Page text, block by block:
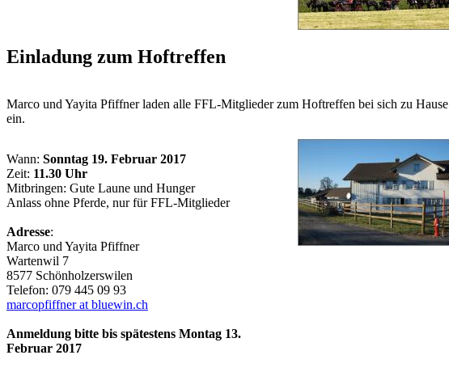
Einladung zum Hoftreffen
Marco und Yayita Pfiffner laden alle FFL-Mitglieder zum Hoftreffen bei sich zu Hause
ein.
Wann: Sonntag 19. Februar 2017
Zeit: 11.30 Uhr
Mitbringen: Gute Laune und Hunger
Anlass ohne Pferde, nur für FFL-Mitglieder
Adresse:
Marco und Yayita Pfiffner
Wartenwil 7
8577 Schönholzerswilen
Telefon: 079 445 09 93
marcopfiffner at bluewin.ch
Anmeldung bitte bis spätestens Montag 13.
Februar 2017